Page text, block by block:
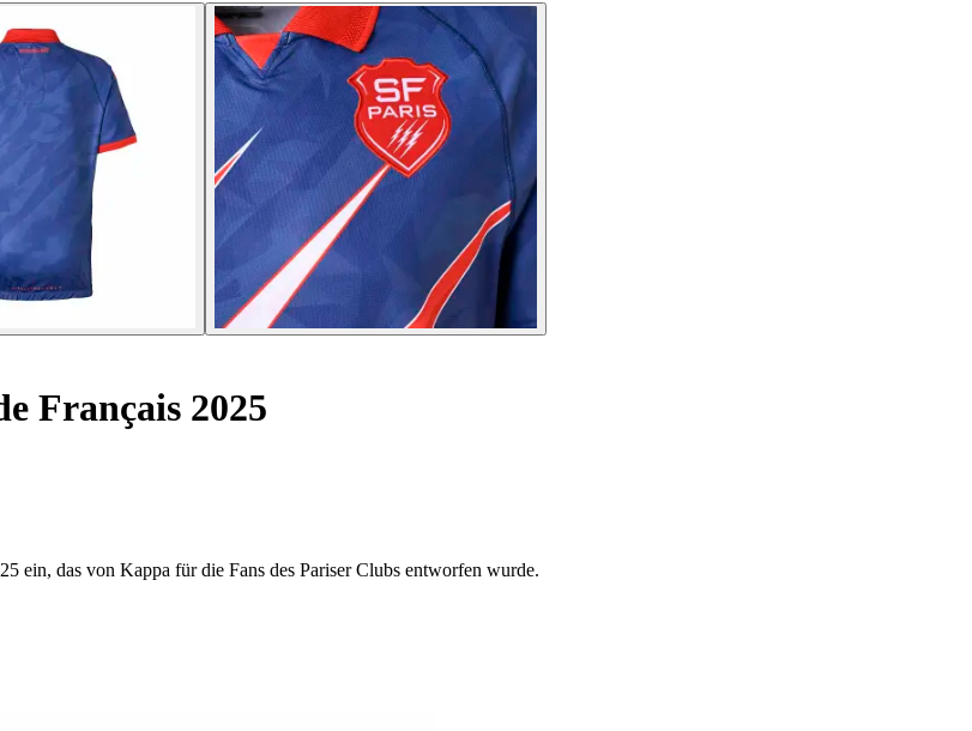
Français 2025
ein, das von Kappa für die Fans des Pariser Clubs entworfen wurde.